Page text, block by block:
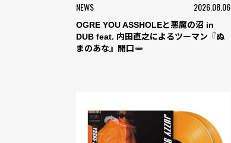
NEWS 2026.08.06
OGRE YOU ASSHOLEと悪魔の沼 in
DUB feat. 内田直之によるツーマン『ぬ
まのあな』開口